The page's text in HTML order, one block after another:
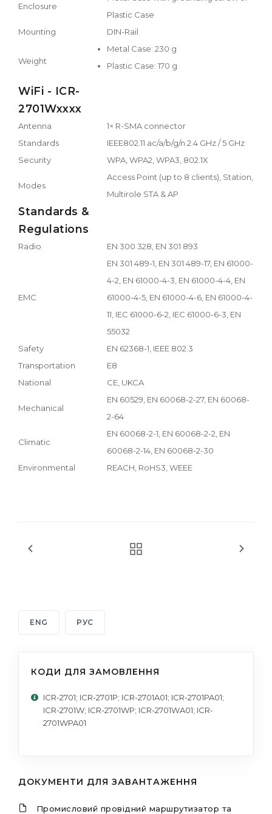
Enclosure
Plastic Case
Mounting
DIN-Rail
Weight
Metal Case: 230 g
Plastic Case: 170 g
WiFi - ICR-
2701Wxxxx
Antenna
1× R-SMA connector
Standards
IEEE802.11 ac/a/b/g/n 2.4 GHz / 5 GHz
Security
WPA, WPA2, WPA3, 802.1X
Modes
Access Point (up to 8 clients), Station,
Multirole STA & AP
Standards &
Regulations
Radio EN 300 328, EN 301 893
EMC
EN 301 489-1, EN 301 489-17, EN 61000-
4-2, EN 61000-4-3, EN 61000-4-4, EN
61000-4-5, EN 61000-4-6, EN 61000-4-
11, IEC 61000-6-2, IEC 61000-6-3, EN
55032
Safety
EN 62368-1, IEEE 802.3
Transportation
E8
National
CE, UKCA
Mechanical
EN 60529, EN 60068-2-27, EN 60068-
2-64
Climatic
EN 60068-2-1, EN 60068-2-2, EN
60068-2-14, EN 60068-2-30
Environmental
REACH, RoHS3, WEEE
ENG РУС
КОДИ ДЛЯ ЗАМОВЛЕННЯ
ICR-2701; ICR-2701P; ICR-2701A01; ICR-2701PA01;
ICR-2701W; ICR-2701WP; ICR-2701WA01; ICR-
2701WPA01
ДОКУМЕНТИ ДЛЯ ЗАВАНТАЖЕННЯ
Промисловий провідний маршрутизатор та